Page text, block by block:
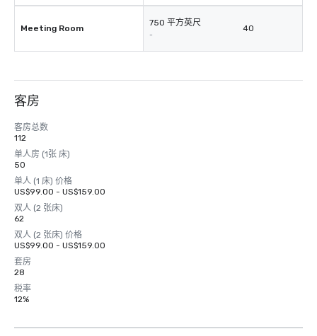
Meeting Room
750 平方英尺
-
40
客房
客房总数
112
单人房 (1张 床)
50
单人 (1 床) 价格
US$99.00 - US$159.00
双人 (2 张床)
62
双人 (2 张床) 价格
US$99.00 - US$159.00
套房
28
税率
12%